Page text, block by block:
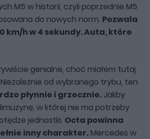
M5 w historii, czyli poprzednie M5
do nowych norm. Pozwala
km/h w 4 sekundy. Auta, które
genialne, choć miałem tutaj
od wybranego trybu, ten
płynnie i grzecznie. Jakby
w której nie ma potrzeby
jednostki. Octa powinna
inny charakter. Mercedes w